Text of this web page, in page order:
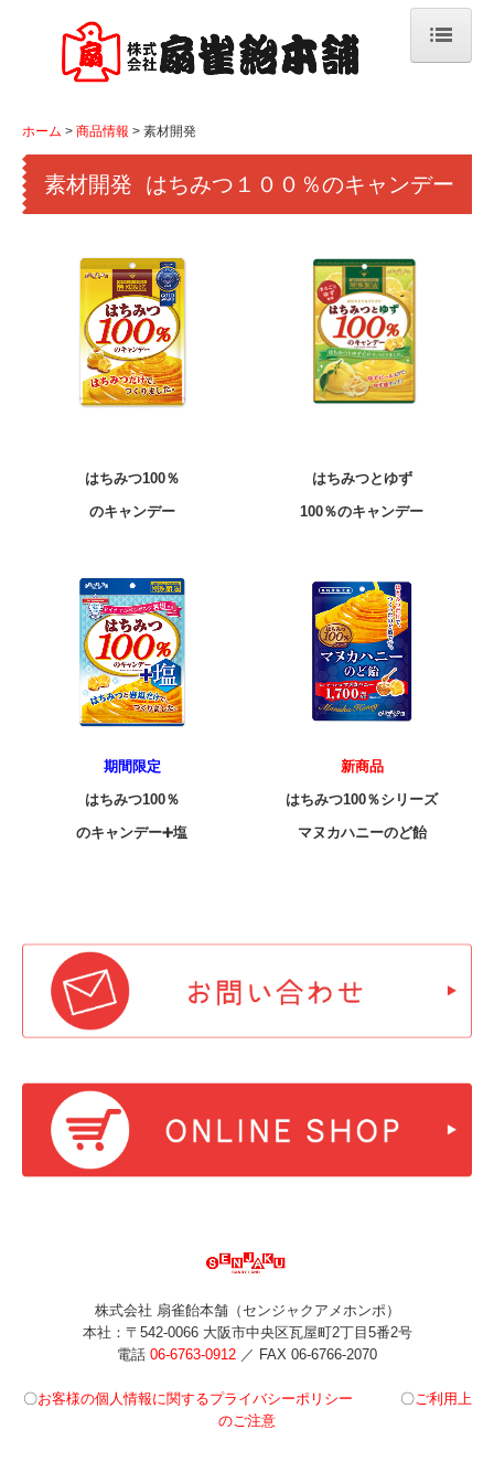
ホーム
商品情報
新商品&リニューアル商品
ベーシックキャンデー
フルーツキャンデー
ファンシーキャンデー
グミ＆タブレット
はちみつ100%のキャンデー
緑茶のど飴
ダイエットココア ブランドサイト
皮いいでしょ？ ブランドサイト
贅沢なグミ ブランドサイト
ジュースキャンデー ブランドサイト
幻の柑橘 直七シリーズ ブランドサイト
海のソーダCANDY ブランドサイト
キャンデーおもしろ情報
チュッピーママのクッキングレシピ
チュッピーのプロフィール
チュッピーの掲示板
昔からの知恵をのど飴にしました。モニター応募フォーム
ホーム 商品情報 素材開発
素材開発 はちみつ１００％のキャンデー
はちみつ100％
のキャンデー
はちみつとゆず
100％のキャンデー
期間限定
はちみつ100％
のキャンデー➕塩
新商品
はちみつ100％シリーズ
マヌカハニーのど飴
株式会社 扇雀飴本舗（センジャクアメホンポ）
本社：〒542-0066 大阪市中央区瓦屋町2丁目5番2号
電話 06-6763-0912 ／ FAX 06-6766-2070
〇お客様の個人情報に関するプライバシーポリシー 〇ご利用上
のご注意